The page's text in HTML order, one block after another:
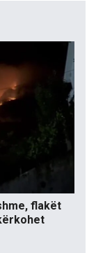
flakët